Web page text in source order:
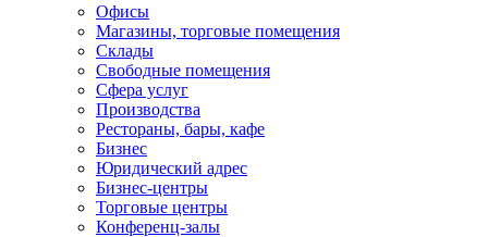
Офисы
Магазины, торговые помещения
Склады
Свободные помещения
Сфера услуг
Производства
Рестораны, бары, кафе
Бизнес
Юридический адрес
Бизнес-центры
Торговые центры
Конференц-залы